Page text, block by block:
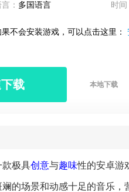
： 多国语言 时间
果不会安装游戏，可以点击这里：
载 本地下载
款极具创意与趣味性的安卓游
的场景和动感十足的音乐